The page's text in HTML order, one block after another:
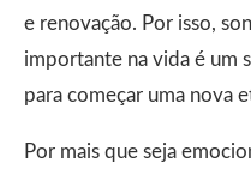
e renovação. Por isso,
importante na vida é um
para começar uma nova
Por mais que seja